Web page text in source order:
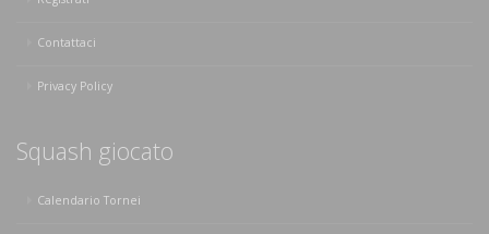
Contattaci
Privacy Policy
Squash giocato
Calendario Tornei